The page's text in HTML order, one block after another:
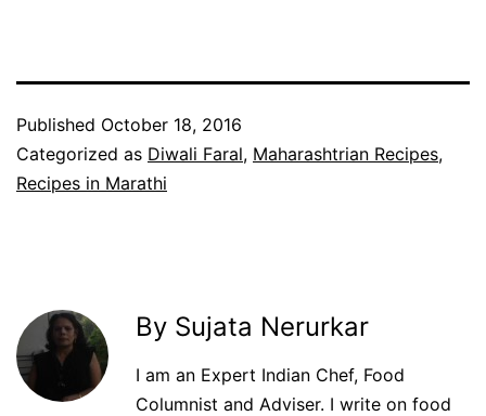
Published October 18, 2016
Categorized as Diwali Faral, Maharashtrian Recipes,
Recipes in Marathi
By Sujata Nerurkar
I am an Expert Indian Chef, Food
Columnist and Adviser. I write on food